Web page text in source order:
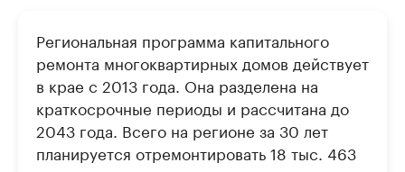
Региональная программа капитального
ремонта многоквартирных домов действует
в крае с 2013 года. Она разделена на
краткосрочные периоды и рассчитана до
2043 года. Всего на регионе за 30 лет
планируется отремонтировать 18 тыс. 463